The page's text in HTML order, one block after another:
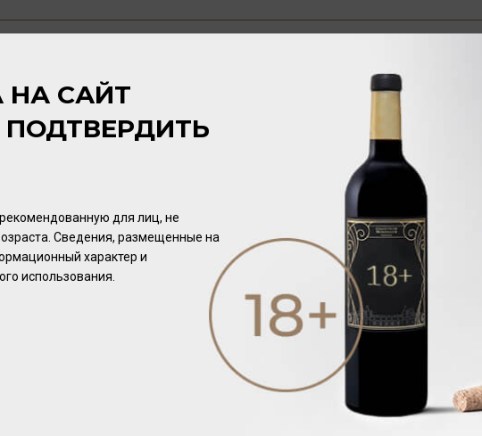
мягкий с приятной пряной нотой.
НА САЙТ
для лиц, не
Сведения, размещенные на
характер и
использования.